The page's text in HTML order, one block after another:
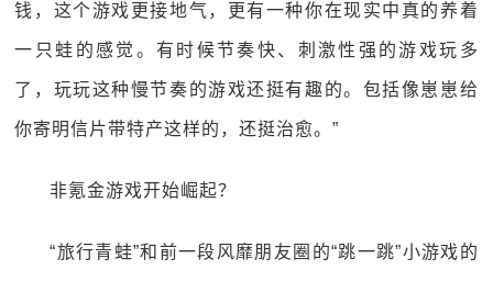
钱，这个游戏更接地气，更有一种你在现实中真的养着
一只蛙的感觉。有时候节奏快、刺激性强的游戏玩多
了，玩玩这种慢节奏的游戏还挺有趣的。包括像崽崽给
你寄明信片带特产这样的，还挺治愈。”
非氪金游戏开始崛起？
“旅行青蛙”和前一段风靡朋友圈的“跳一跳”小游戏的